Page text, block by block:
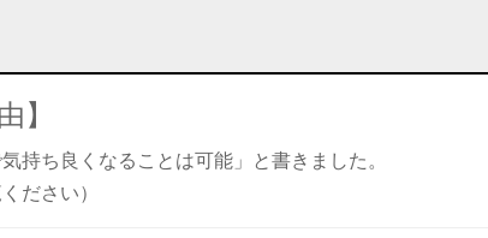
】
持ち良くなることは可能」と書きました。
ださい）